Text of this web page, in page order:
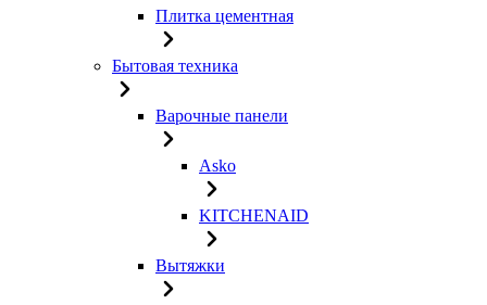
Плитка цементная
Бытовая техника
Варочные панели
Asko
KITCHENAID
Вытяжки